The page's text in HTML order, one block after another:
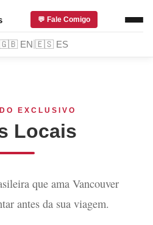
🇬🇧 EN 🇪🇸 ES
💬 Fale Comigo
EXCLUSIVO
Locais
que ama Vancouver
antes da sua viagem.